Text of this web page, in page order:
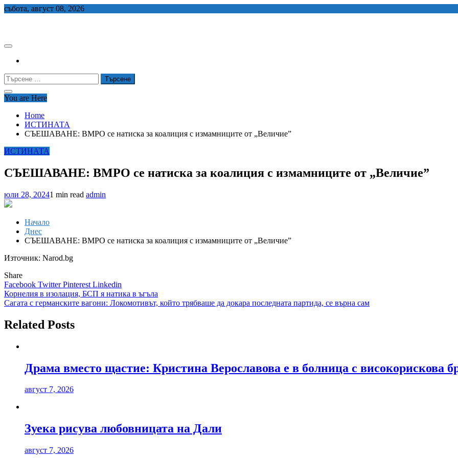
Skip
събота, август 08, 2026
Търсене
за:
You are Here
Home
ИСТИНАТА
СЪЕШАВАНЕ: ВМРО се натиска за коалиция с измамниците от „Величие”
ИСТИНАТА
СЪЕШАВАНЕ: ВМРО се натиска за коалиция с измамниците от „Величие”
юли 28, 20241 min read admin
Начало
Днес
СЪЕШАВАНЕ: ВМРО се натиска за коалиция с измамниците от „Величие”
Източник: Narod.bg
Share
Facebook TwitterPinterest Linkedin
Навигация
Корнелия в изолация, БСП я натика в ъгъла
Сагата с германските вагони: Локомотивът, който трябваше да докара последната партида, се върна сам
Related Posts
Драма вместо щастие: Кристина Верославова е в болница с високорискова
август 7, 2026
Зуека рисува любовницата на Дали
август 7, 2026